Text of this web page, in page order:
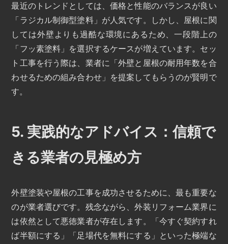
最近のトレンドとしては、価格と性能のバランスが良い
「ラジカル制御型塗料」が人気です。しかし、屋根に関
しては外壁よりも過酷な環境にあるため、一段階上の
「フッ素塗料」を選択するケースが増えています。セッ
ト工事を行う際は、業者に「外壁と屋根の耐用年数を合
わせるための組み合わせ」を提案してもらうのが賢明で
す。
5. 実践的なアドバイス：信頼で
きる業者の見極め方
外壁塗装や屋根の工事を成功させるために、最も重要な
のが業者選びです。残念ながら、外装リフォーム業界に
は依然として悪徳業者が存在します。「今すぐ契約すれ
ば半額にする」「足場代を無料にする」といった極端な